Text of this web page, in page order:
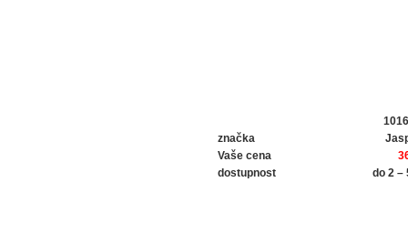
značka
Vaše cena
dostupnost
do 2 –